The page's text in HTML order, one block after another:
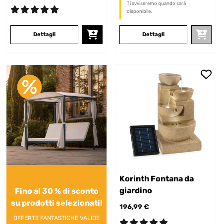
Dettagli
Ti avviseremo quando sarà
disponibile.
Dettagli
Fino al 30 % di sconto
su prodotti selezionati!
OFFERTE FANTASTICHE VALIDE
Korinth Fontana da
giardino
196,99 €